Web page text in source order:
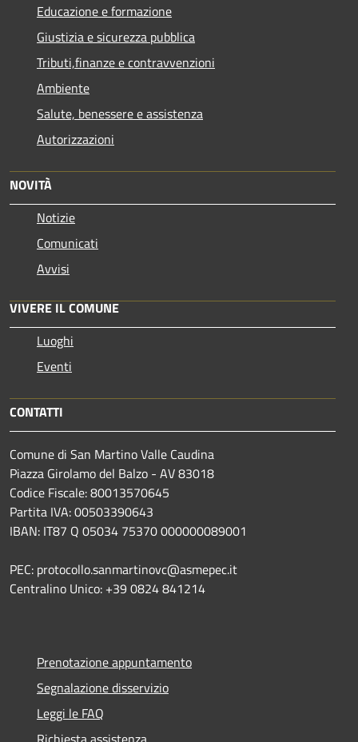
Educazione e formazione
Giustizia e sicurezza pubblica
Tributi,finanze e contravvenzioni
Ambiente
Salute, benessere e assistenza
Autorizzazioni
NOVITÀ
Notizie
Comunicati
Avvisi
VIVERE IL COMUNE
Luoghi
Eventi
CONTATTI
Comune di San Martino Valle Caudina
Piazza Girolamo del Balzo - AV 83018
Codice Fiscale: 80013570645
Partita IVA: 00503390643
IBAN: IT87 Q 05034 75370 000000089001
PEC: protocollo.sanmartinovc@asmepec.it
Centralino Unico: +39 0824 841214
Prenotazione appuntamento
Segnalazione disservizio
Leggi le FAQ